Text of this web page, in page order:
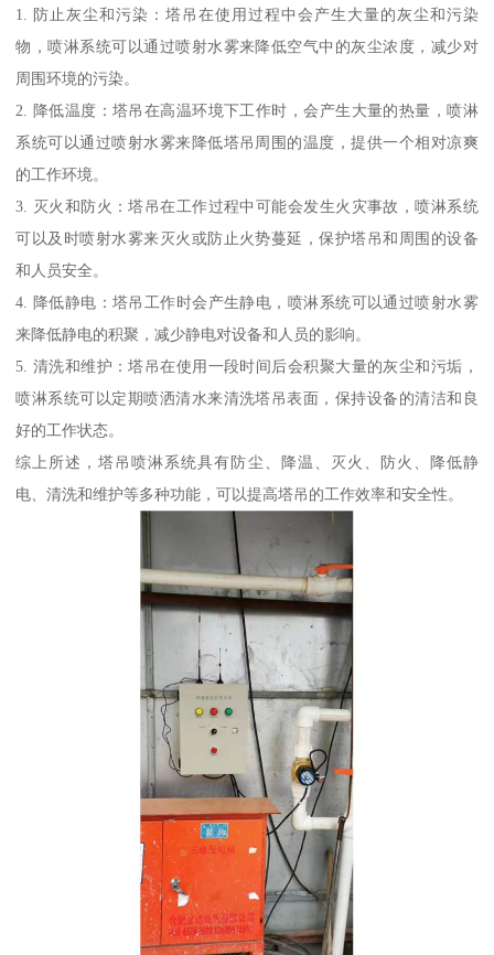
1. 防止灰尘和污染：塔吊在使用过程中会产生大量的灰尘和污染
物，喷淋系统可以通过喷射水雾来降低空气中的灰尘浓度，减少对
周围环境的污染。
2. 降低温度：塔吊在高温环境下工作时，会产生大量的热量，喷淋
系统可以通过喷射水雾来降低塔吊周围的温度，提供一个相对凉爽
的工作环境。
3. 灭火和防火：塔吊在工作过程中可能会发生火灾事故，喷淋系统
可以及时喷射水雾来灭火或防止火势蔓延，保护塔吊和周围的设备
和人员安全。
4. 降低静电：塔吊工作时会产生静电，喷淋系统可以通过喷射水雾
来降低静电的积聚，减少静电对设备和人员的影响。
5. 清洗和维护：塔吊在使用一段时间后会积聚大量的灰尘和污垢，
喷淋系统可以定期喷洒清水来清洗塔吊表面，保持设备的清洁和良
好的工作状态。
综上所述，塔吊喷淋系统具有防尘、降温、灭火、防火、降低静
电、清洗和维护等多种功能，可以提高塔吊的工作效率和安全性。